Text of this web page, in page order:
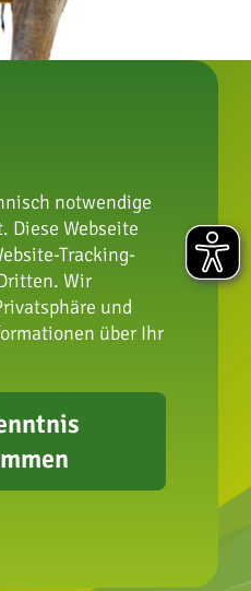
notwendige
Diese Webseite
Tracking-
Wir
und
über Ihr